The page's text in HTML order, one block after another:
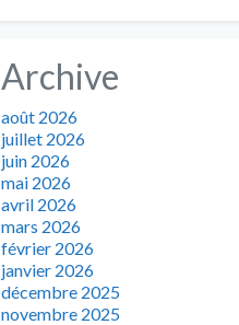
Archive
août 2026
juillet 2026
juin 2026
mai 2026
avril 2026
mars 2026
février 2026
janvier 2026
décembre 2025
novembre 2025